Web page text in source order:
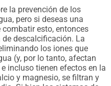
la prevención de los
pero si deseas una
esto, entonces
descalcificación. La
los iones que
(y, por lo tanto, afectan
incluso tienen efectos en la
y magnesio, se filtran y